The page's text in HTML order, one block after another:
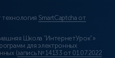
SmartCaptcha от
Школа “ИнтернетУрок”»
для электронных
(запись № 14133 от 01.07.2022